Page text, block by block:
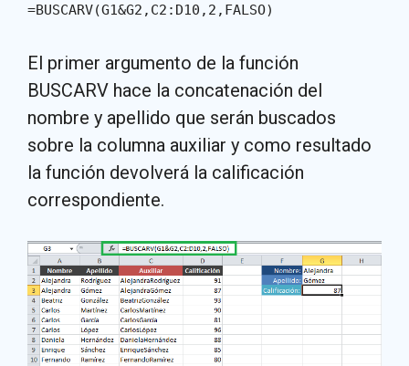
=BUSCARV(G1&G2,C2:D10,2,FALSO)
El primer argumento de la función
BUSCARV hace la concatenación del
nombre y apellido que serán buscados
sobre la columna auxiliar y como resultado
la función devolverá la calificación
correspondiente.